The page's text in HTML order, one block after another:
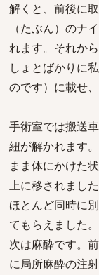
解くと、前後に
（たぶん）のナ
れます。それか
しょとばかりに
のです）に載せ
手術室では搬送
紐が解かれます
まま体にかけた
上に移されまし
ほとんど同時に
てもらえました。
次は麻酔です。
に局所麻酔の注